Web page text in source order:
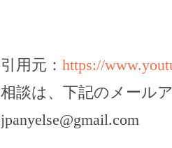
引用元： https://
相談は、下記のメール
jpanyelse@gmail.com